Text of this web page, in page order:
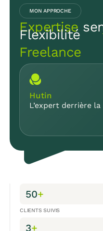
MON APPROCHE
Expertise
Flexibilité
Freelance
Hutin
L’expert derrière
50+
CLIENTS SUIVIS
3+